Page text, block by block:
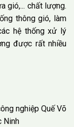
gió,... chất lượng.
thông gió, làm
hệ thống xử lý
được rất nhiều
nghiệp Quế Võ
Ninh